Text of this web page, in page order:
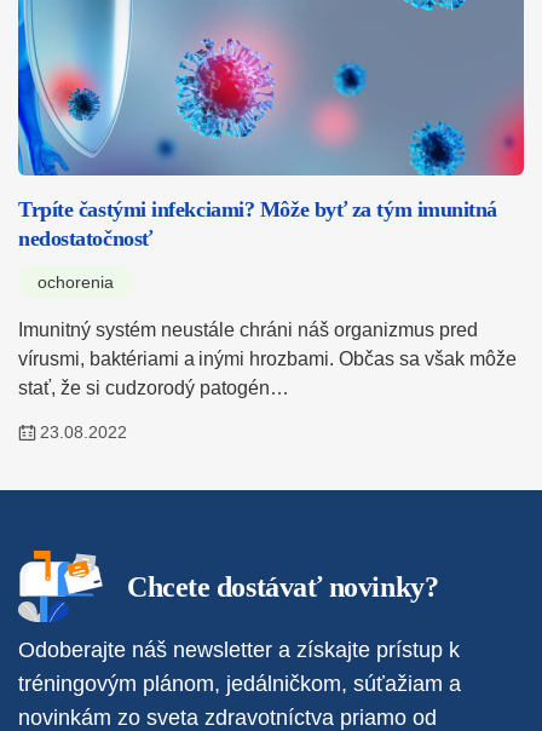
Trpíte častými infekciami? Môže byť za tým imunitná
nedostatočnosť
ochorenia
Imunitný systém neustále chráni náš organizmus pred
vírusmi, baktériami a inými hrozbami. Občas sa však môže
stať, že si cudzorodý patogén…
23.08.2022
Chcete dostávať novinky?
Odoberajte náš newsletter a získajte prístup k
tréningovým plánom, jedálničkom, súťažiam a
novinkám zo sveta zdravotníctva priamo od